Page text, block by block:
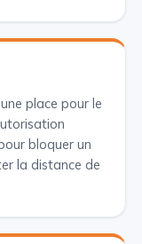
place pour le
bloquer un
la distance de